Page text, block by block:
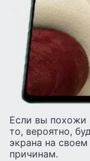
Если вы похожи
то, вероятно,
экрана на
причинам.